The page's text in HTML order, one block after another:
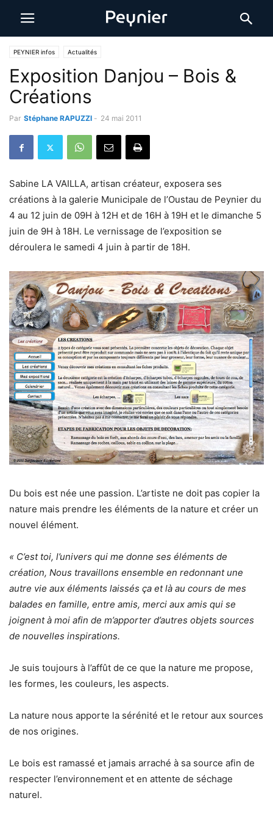
PEYNIER infos Actualités
Exposition Danjou – Bois &
Créations
Par Stéphane RAPUZZI - 24 mai 2011
Sabine LA VAILLA, artisan créateur, exposera ses
créations à la galerie Municipale de l’Oustau de Peynier du
4 au 12 juin de 09H à 12H et de 16H à 19H et le dimanche 5
juin de 9H à 18H. Le vernissage de l’exposition se
déroulera le samedi 4 juin à partir de 18H.
Du bois est née une passion. L’artiste ne doit pas copier la
nature mais prendre les éléments de la nature et créer un
nouvel élément.
« C’est toi, l’univers qui me donne ses éléments de
création, Nous travaillons ensemble en redonnant une
autre vie aux éléments laissés ça et là au cours de mes
balades en famille, entre amis, merci aux amis qui se
joignent à moi afin de m’apporter d’autres objets sources
de nouvelles inspirations.
Je suis toujours à l’affût de ce que la nature me propose,
les formes, les couleurs, les aspects.
La nature nous apporte la sérénité et le retour aux sources
de nos origines.
Le bois est ramassé et jamais arraché à sa source afin de
respecter l’environnement et en attente de séchage
naturel.